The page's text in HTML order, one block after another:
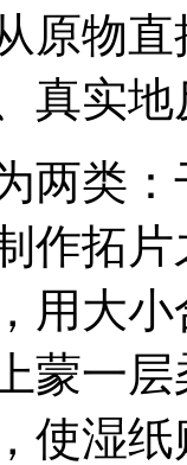
原物
真实
两类
作拓
用大
蒙一
使湿